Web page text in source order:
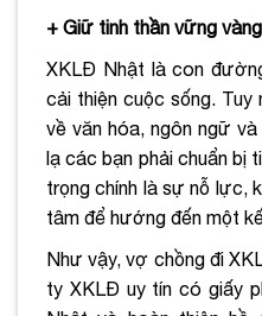
+ Giữ tinh thần vững vàng
XKLĐ Nhật là con
cải thiện cuộc sống.
về văn hóa, ngôn ngữ
lạ các bạn phải chuẩn bị
trọng chính là sự nỗ lực,
tâm để hướng đến một
Như vậy, vợ chồng đi
ty XKLĐ uy tín có giấy